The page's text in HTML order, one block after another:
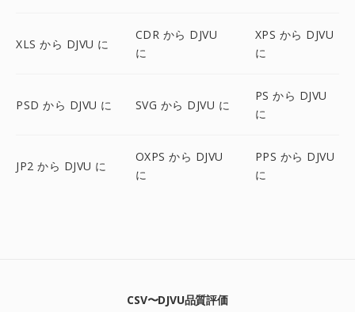
XLS から DJVU に
CDR から DJVU
に
XPS から DJVU
に
PSD から DJVU に SVG から DJVU に
PS から DJVU
に
JP2 から DJVU に
OXPS から DJVU
に
PPS から DJVU
に
CSV〜DJVU品質評価